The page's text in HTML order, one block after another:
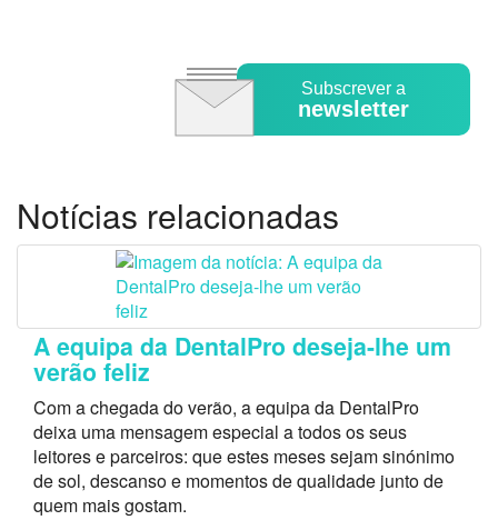
Subscrever a
newsletter
Notícias relacionadas
A equipa da DentalPro deseja-lhe um
verão feliz
Com a chegada do verão, a equipa da DentalPro
deixa uma mensagem especial a todos os seus
leitores e parceiros: que estes meses sejam sinónimo
de sol, descanso e momentos de qualidade junto de
quem mais gostam.